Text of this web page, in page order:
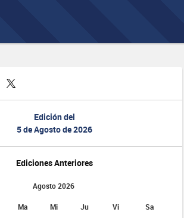
Edición del
5 de Agosto de 2026
Ediciones Anteriores
Agosto 2026
Ma Mi Ju Vi Sa